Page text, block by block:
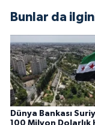
Bunlar da
Dünya Bankası
100 Milyon Dolarlık